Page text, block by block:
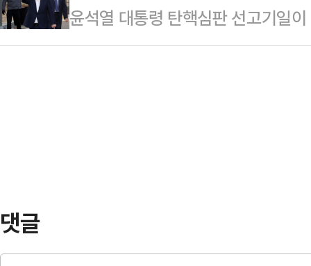
었다. 얼굴을 보기 힘든데 마음이
사'를 단행한 것으로 확인됐다.12
미애 국민의힘 의원이 한국공항공
윤석열 대통령 탄핵심판 선고기일
지 않은 가운데 헌법재판소의 숙의
댓글